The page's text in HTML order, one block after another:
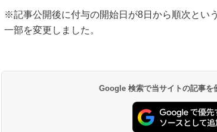
※記事公開後に付与の開始日が8日から順次とい
一部を変更しました。
Google 検索で当サイトの記事を